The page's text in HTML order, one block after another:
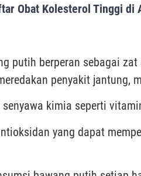
Obat Kolesterol Tinggi di
putih berperan sebagai
penyakit jantung,
kimia seperti
yang dapat